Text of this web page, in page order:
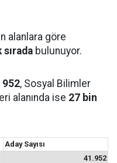
alanlara göre
bulunuyor.
952, Sosyal Bilimler
alanında ise 27 bin
Aday Sayısı
41.952